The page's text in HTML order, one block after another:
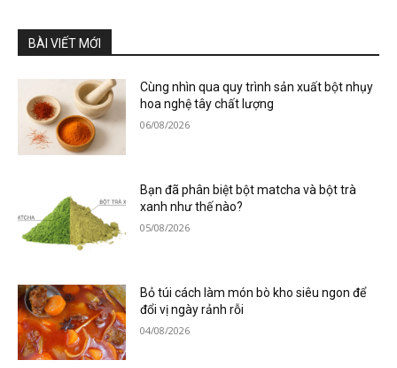
BÀI VIẾT MỚI
Cùng nhìn qua quy trình sản xuất bột nhụy
hoa nghệ tây chất lượng
06/08/2026
Bạn đã phân biệt bột matcha và bột trà
xanh như thế nào?
05/08/2026
Bỏ túi cách làm món bò kho siêu ngon để
đổi vị ngày rảnh rỗi
04/08/2026